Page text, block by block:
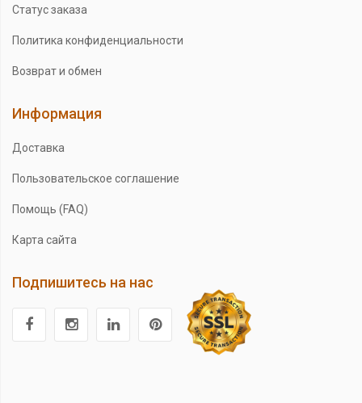
Статус заказа
Политика конфиденциальности
Возврат и обмен
Информация
Доставка
Пользовательское соглашение
Помощь (FAQ)
Карта сайта
Подпишитесь на нас